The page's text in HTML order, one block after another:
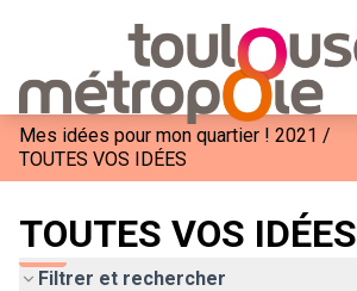
Mes idées pour mon quartier ! 2021 /
TOUTES VOS IDÉES
TOUTES VOS IDÉES
Filtrer et rechercher